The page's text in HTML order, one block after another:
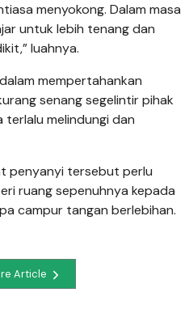
menyokong. Dalam masa
untuk lebih tenang dan
luahnya.
mempertahankan
senang segelintir pihak
terlalu melindungi dan
penyanyi tersebut perlu
ruang sepenuhnya kepada
campur tangan berlebihan.
Article